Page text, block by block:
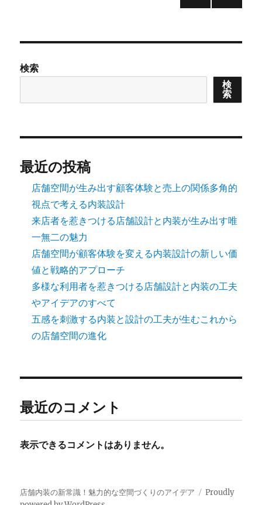
の
ペ
ー
ジ
送
り
検索
検
索
最近の投稿
店舗空間が生み出す顧客体験と売上の関係多角的
視点で考える内装設計
来店者を惹きつける店舗設計と内装が生み出す唯
一無二の魅力
店舗空間が顧客体験を変える内装設計の新しい価
値と戦略的アプローチ
多様な利用者を惹きつける店舗設計と内装の工夫
やアイデアのすべて
五感を刺激する内装と設計の工夫が生むこれから
の店舗空間の進化
最近のコメント
表示できるコメントはありません。
店舗内装の新常識！魅力的な空間づくりのアイデア
Proudly